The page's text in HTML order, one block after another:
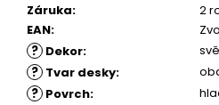
Záruka:
2
EAN:
? Dekor:
? Tvar desky:
? Povrch: